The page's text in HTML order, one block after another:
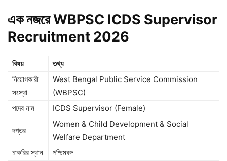
একনজরে WBPSC ICDS Supervisor
Recruitment 2026
বিষয়
তথ্য
নিয়োগকারী
সংস্থা
West Bengal Public Service Commission
(WBPSC)
পদের নাম
ICDS Supervisor (Female)
দপ্তর
Women & Child Development & Social
Welfare Department
চাকরির স্থান
পশ্চিমবঙ্গ